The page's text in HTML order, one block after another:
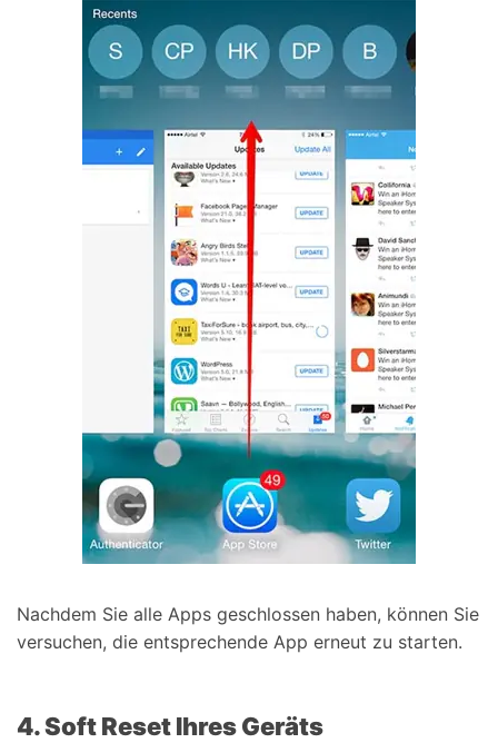
Nachdem Sie alle Apps geschlossen haben, können Sie
versuchen, die entsprechende App erneut zu starten.
4. Soft Reset Ihres Geräts